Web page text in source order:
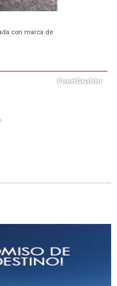
con marca de